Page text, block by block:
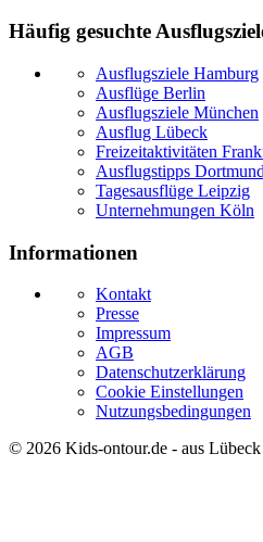
Häufig gesuchte
Ausflugsziele Hamburg
Ausflüge Berlin
Ausflugsziele München
Ausflug Lübeck
Freizeitaktivitäten
Ausflugstipps Dortmund
Tagesausflüge Leipzig
Unternehmungen Köln
Informationen
Kontakt
Presse
Impressum
AGB
Datenschutzerklärung
Cookie Einstellungen
Nutzungsbedingungen
© 2026 Kids-ontour.de - aus